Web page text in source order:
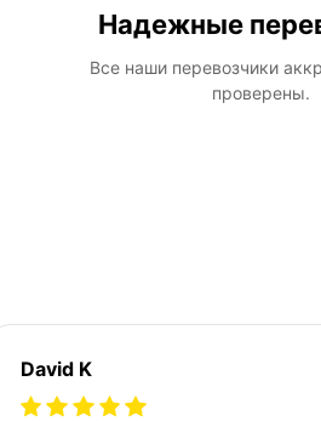
Надежные
Все наши перевозчики
проверены.
David K